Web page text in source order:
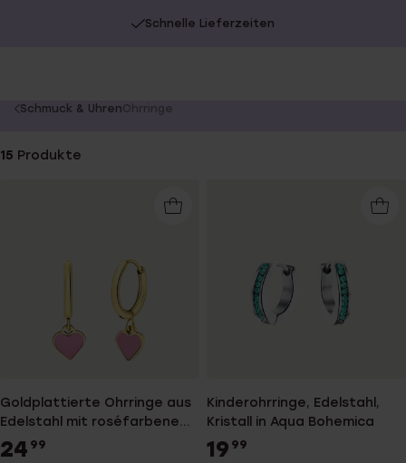
Schnelle Lieferzeiten
You
here:
Schmuck & UhrenOhrringe
15 Produkte
Goldplattierte Ohrringe aus
Edelstahl mit roséfarbenem
Emaille-Herz
24 99
Kinderohrringe, Edelstahl,
Kristall in Aqua Bohemica
19 99